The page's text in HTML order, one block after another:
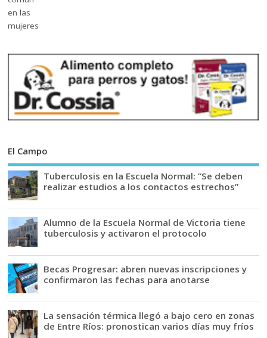
El Campo
Tuberculosis en la Escuela Normal: “Se deben
realizar estudios a los contactos estrechos”
Alumno de la Escuela Normal de Victoria tiene
tuberculosis y activaron el protocolo
Becas Progresar: abren nuevas inscripciones y
confirmaron las fechas para anotarse
La sensación térmica llegó a bajo cero en zonas
de Entre Ríos: pronostican varios días muy fríos